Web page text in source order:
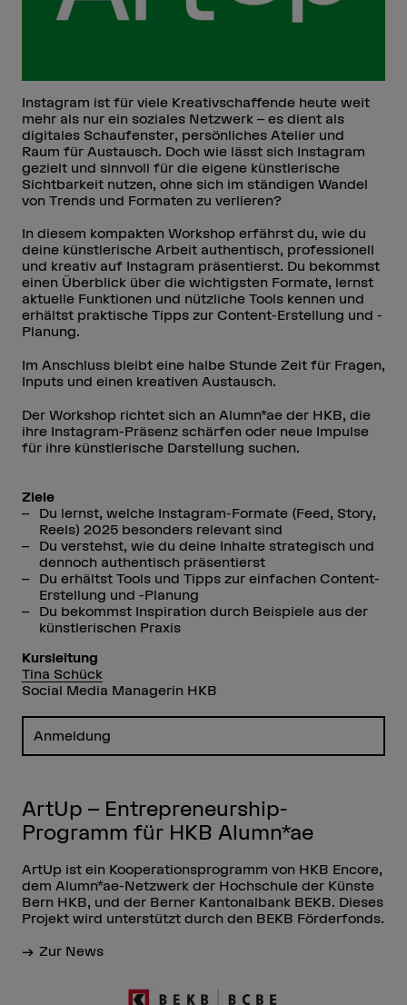
Instagram ist für viele Kreativschaffende heute weit
mehr als nur ein soziales Netzwerk – es dient als
digitales Schaufenster, persönliches Atelier und
Raum für Austausch. Doch wie lässt sich Instagram
gezielt und sinnvoll für die eigene künstlerische
Sichtbarkeit nutzen, ohne sich im ständigen Wandel
von Trends und Formaten zu verlieren?
In diesem kompakten Workshop erfährst du, wie du
deine künstlerische Arbeit authentisch, professionell
und kreativ auf Instagram präsentierst. Du bekommst
einen Überblick über die wichtigsten Formate, lernst
aktuelle Funktionen und nützliche Tools kennen und
erhältst praktische Tipps zur Content-Erstellung und -
Planung.
Im Anschluss bleibt eine halbe Stunde Zeit für Fragen,
Inputs und einen kreativen Austausch.
Der Workshop richtet sich an Alumn*ae der HKB, die
ihre Instagram-Präsenz schärfen oder neue Impulse
für ihre künstlerische Darstellung suchen.
Ziele
Du lernst, welche Instagram-Formate (Feed, Story,
Reels) 2025 besonders relevant sind
Du verstehst, wie du deine Inhalte strategisch und
dennoch authentisch präsentierst
Du erhältst Tools und Tipps zur einfachen Content-
Erstellung und -Planung
Du bekommst Inspiration durch Beispiele aus der
künstlerischen Praxis
Kursleitung
Tina Schück
Social Media Managerin HKB
Anmeldung
ArtUp – Entrepreneurship-
Programm für HKB Alumn*ae
ArtUp ist ein Kooperationsprogramm von HKB Encore,
dem Alumn*ae-Netzwerk der Hochschule der Künste
Bern HKB, und der Berner Kantonalbank BEKB. Dieses
Projekt wird unterstützt durch den BEKB Förderfonds.
Zur News